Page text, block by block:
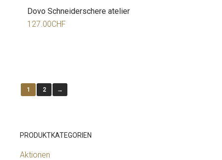
Dovo Schneiderschere atelier
127.00CHF
1 2 →
PRODUKTKATEGORIEN
Aktionen